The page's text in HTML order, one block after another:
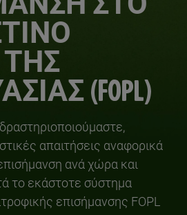
(FOPL)
απαιτήσεις αναφορικά
ανά χώρα και
το εκάστοτε σύστημα
επισήμανσης FOPL